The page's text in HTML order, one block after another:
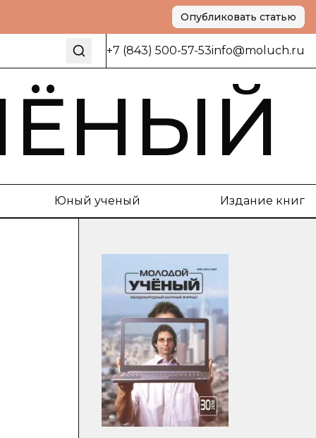
Опубликовать статью
+7 (843) 500-57-53info@moluch.ru
Юный ученый Издание книг